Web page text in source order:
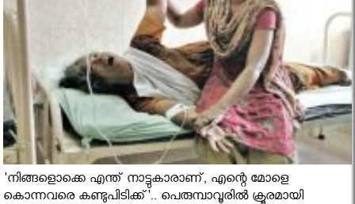
'നിങ്ങളൊക്കെ എന്ത് നാട്ടുകാരാണ്, എന്റെ മോളെ
കൊന്നവരെ കണ്ടുപിടിക്ക്'.. പെരുമ്പാവൂരിൽ ക്രൂരമായി